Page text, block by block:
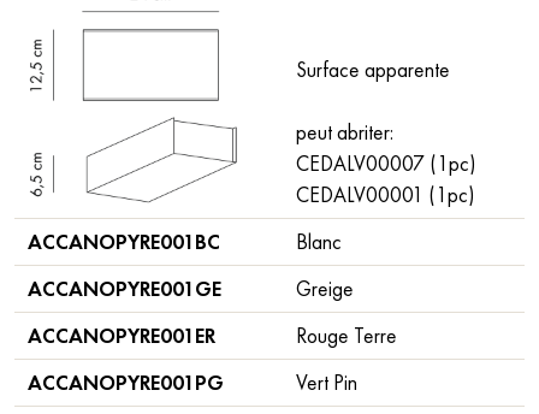
Surface apparente
peut abriter:
CEDALV00007 (1pc)
CEDALV00001 (1pc)
ACCANOPYRE001BC
Blanc
ACCANOPYRE001GE
Greige
ACCANOPYRE001ER
Rouge Terre
ACCANOPYRE001PG
Vert Pin